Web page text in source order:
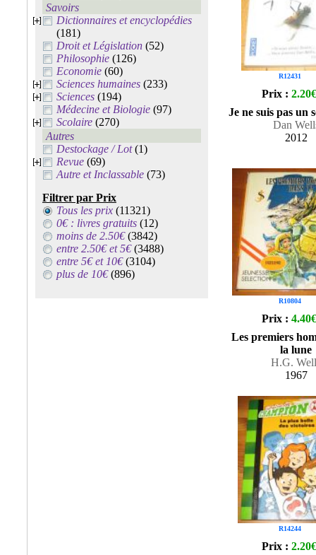
Savoirs
Dictionnaires et encyclopédies
(181)
Droit et Législation (52)
Philosophie (126)
Economie (60)
Sciences humaines (233)
Sciences (194)
Médecine et Biologie (97)
Scolaire (270)
Autres
Destockage / Lot(1)
Revue (69)
Autre et Inclassable (73)
Filtrer par Prix
Tous les prix (11321)
0€ : livres gratuits (12)
moins de 2.50€(3842)
entre 2.50€ et 5€(3488)
entre 5€ et 10€(3104)
plus de 10€(896)
R12431
Prix : 2.20€
Je ne suis pas un
Dan
2012
R10804
Prix : 4.40€
Les premiers
la lune
H.G.
1967
R14244
Prix : 2.20€